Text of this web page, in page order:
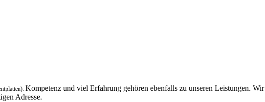
Kompetenz und viel Erfahrung gehören ebenfalls zu unseren Leistungen.
Adresse.